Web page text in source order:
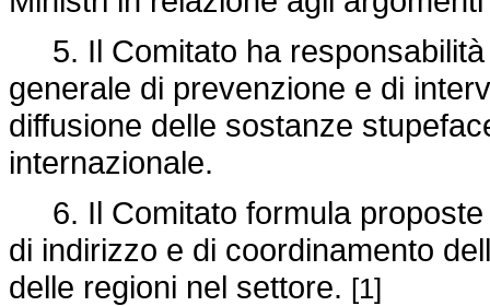
5. Il Comitato ha responsabilità
generale di prevenzione e di
diffusione delle sostanze
internazionale.
6. Il Comitato formula proposte
di indirizzo e di coordinamento
delle regioni nel settore. [1]